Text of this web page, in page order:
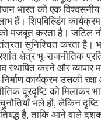
भारत को एक विश्वसनीय
हैं। शिपबिल्डिंग
मजबूत करता है। जटिल
सुनिश्चित करता है।
क्षेत्र भू-राजनीतिक
स्थापित करने और व्यापार
कार्यक्रम उसकी
दूरदृष्टि को मिलाकर
भले हों, लेकिन
है, ताकि आने वाले दशकों